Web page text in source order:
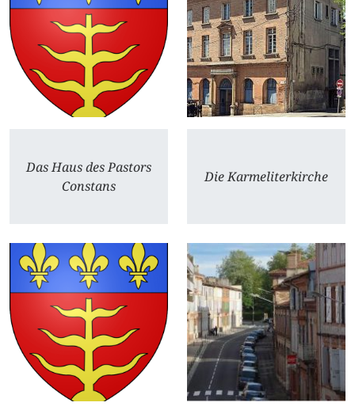
Das Haus des Pastors
Constans
Die Karmeliterkirche